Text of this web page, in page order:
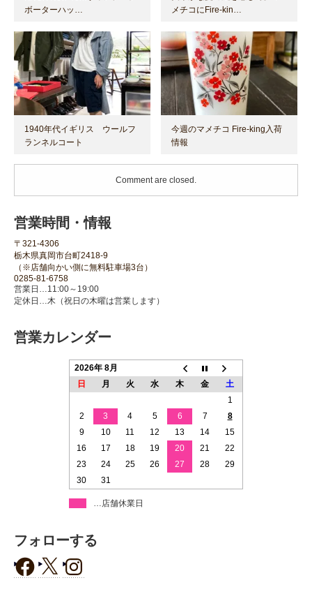
ボーターハッ…
メチコにFire-kin…
1940年代イギリス ウールフ
ランネルコート
今週のマメチコ Fire-king入荷
情報
Comment are closed.
営業時間・情報
〒321-4306
栃木県真岡市台町2418-9
（※店舗向かい側に無料駐車場3台）
0285-81-6758
営業日…11:00～19:00
定休日…木（祝日の木曜は営業します）
営業カレンダー
2026年 8月
日
月 火 水 木 金
土
1
2
3 4 5 6 7
8
9
10 11 12 13 14
15
16
17 18 19 20 21
22
23
24 25 26 27 28
29
30
31
…店舗休業日
フォローする